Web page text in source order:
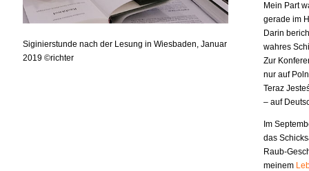
Siginierstunde nach der Lesung in Wiesbaden, Januar
2019 ©richter
Mein Part
gerade im
Darin
wahres
Zur
nur auf
Teraz
– auf
Im
das
Raub-
meinem